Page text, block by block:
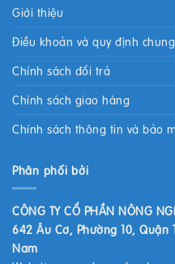
Giới thiệu
Điều khoản và quy định chung
Chính sách đổi trả
Chính sách giao hàng
Chính sách thông tin và bảo
Phân phối bởi
CÔNG TY CỔ PHẦN NÔNG
642 Âu Cơ, Phường 10, Quận
Nam